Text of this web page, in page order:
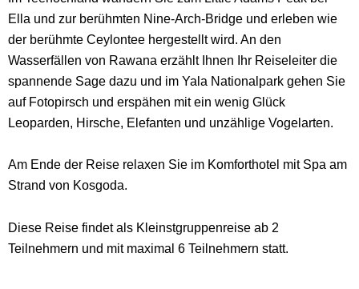
Ella und zur berühmten Nine-Arch-Bridge und erleben wie
der berühmte Ceylontee hergestellt wird. An den
Wasserfällen von Rawana erzählt Ihnen Ihr Reiseleiter die
spannende Sage dazu und im Yala Nationalpark gehen Sie
auf Fotopirsch und erspähen mit ein wenig Glück
Leoparden, Hirsche, Elefanten und unzählige Vogelarten.
Am Ende der Reise relaxen Sie im Komforthotel mit Spa am
Strand von Kosgoda.
Diese Reise findet als Kleinstgruppenreise ab 2
Teilnehmern und mit maximal 6 Teilnehmern statt.